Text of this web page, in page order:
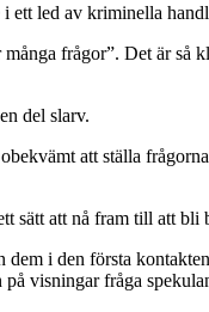
ett led av kriminella
frågor”. Det är
del slarv.
att ställa
sätt att nå fram till att
i den första
visningar fråga